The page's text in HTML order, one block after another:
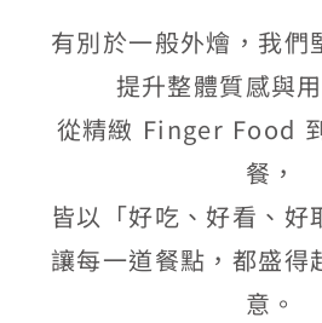
有別於一般外燴，我們
提升整體質感與
從精緻 Finger Food
餐，
皆以「好吃、好看、好
讓每一道餐點，都盛得
意。